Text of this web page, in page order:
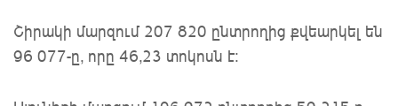
Շիրակի մարզում 207 820 ընտրողից քվեարկել են
96 077-ը, որը 46,23 տոկոսն է: